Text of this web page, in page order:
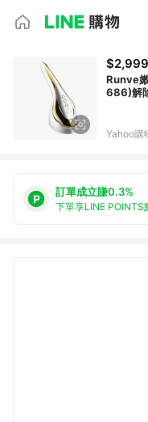
$2,999
Runve
686)解
Yahoo購
訂單成立賺0.3%
下單享LINE POINTS